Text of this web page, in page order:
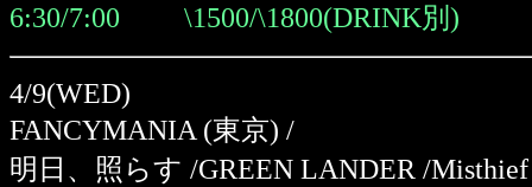
6:30/7:00 \1500/\1800(DRINK別)
4/9(WED)
FANCYMANIA (東京) /
明日、照らす /GREEN LANDER /Misthief